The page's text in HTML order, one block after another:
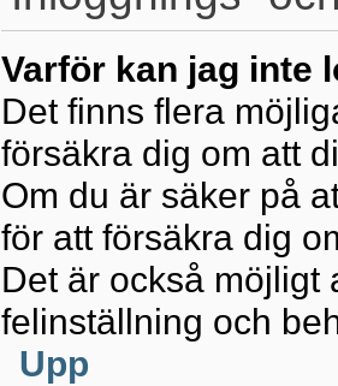
Varför kan jag inte
Det finns flera
försäkra dig om att
Om du är säker på
för att försäkra dig
Det är också möjligt
felinställning och
Upp